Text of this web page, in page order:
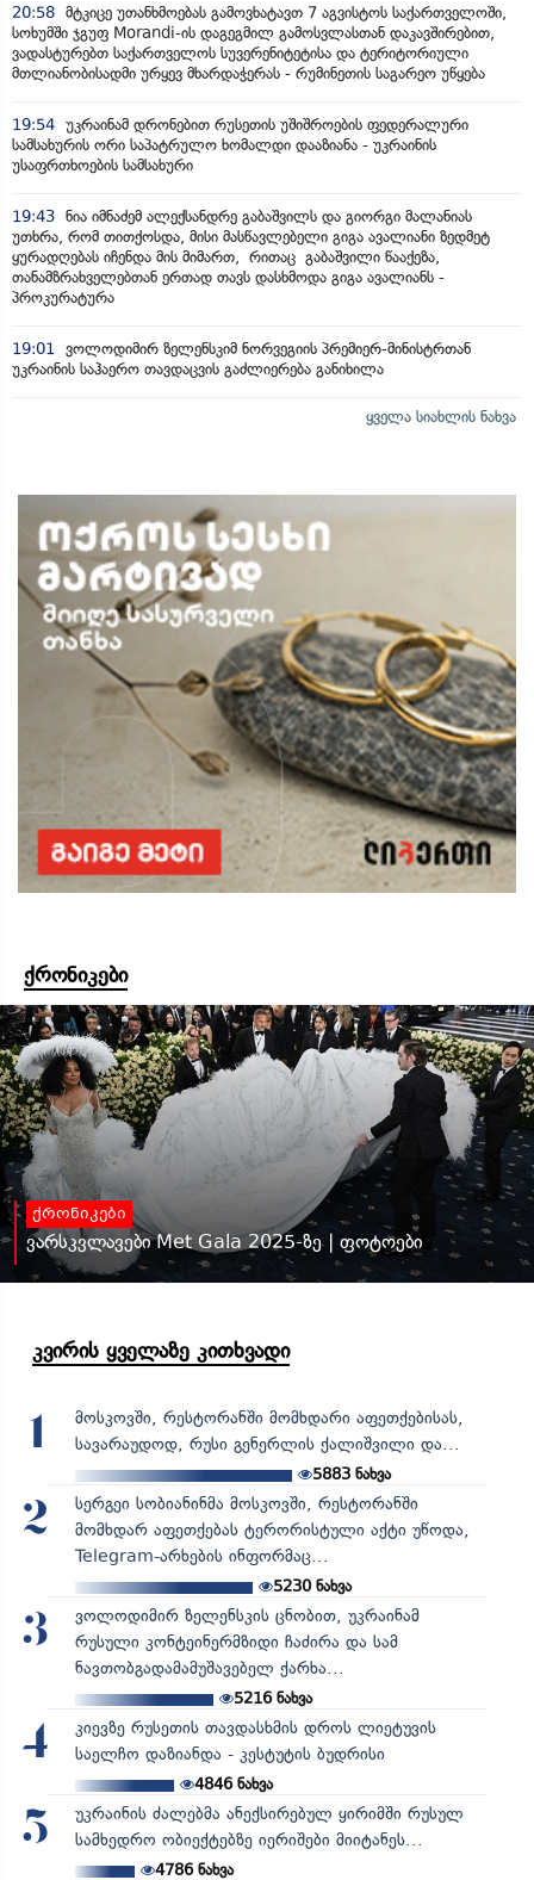
20:58 მტკიცე უთანხმოებას გამოვხატავთ 7 აგვისტოს საქართველოში,
სოხუმში ჯგუფ Morandi-ის დაგეგმილ გამოსვლასთან დაკავშირებით,
ვადასტურებთ საქართველოს სუვერენიტეტისა და ტერიტორიული
მთლიანობისადმი ურყევ მხარდაჭერას - რუმინეთის საგარეო უწყება
19:54 უკრაინამ დრონებით რუსეთის უშიშროების ფედერალური
სამსახურის ორი საპატრულო ხომალდი დააზიანა - უკრაინის
უსაფრთხოების სამსახური
19:43 ნია იმნაძემ ალექსანდრე გაბაშვილს და გიორგი მალანიას
უთხრა, რომ თითქოსდა, მისი მასწავლებელი გიგა ავალიანი ზედმეტ
ყურადღებას იჩენდა მის მიმართ, რითაც გაბაშვილი წააქეზა,
თანამზრახველებთან ერთად თავს დასხმოდა გიგა ავალიანს -
პროკურატურა
19:01
ვოლოდიმირ ზელენსკიმ ნორვეგიის პრემიერ-მინისტრთან
უკრაინის საჰაერო თავდაცვის გაძლიერება განიხილა
ყველა სიახლის ნახვა
ქრონიკები
ქრონიკები
ვარსკვლავები Met Gala 2025-ზე | ფოტოები
კვირის ყველაზე კითხვადი
1
მოსკოვში, რესტორანში მომხდარი აფეთქებისას,
სავარაუდოდ, რუსი გენერლის ქალიშვილი და...
5883 ნახვა
2
სერგეი სობიანინმა მოსკოვში, რესტორანში
მომხდარ აფეთქებას ტერორისტული აქტი უწოდა,
Telegram-არხების ინფორმაც...
5230ნახვა
3
ვოლოდიმირ ზელენსკის ცნობით, უკრაინამ
რუსული კონტეინერმზიდი ჩაძირა და სამ
ნავთობგადამამუშავებელ ქარხა...
5216ნახვა
4
კიევზე რუსეთის თავდასხმის დროს ლიეტუვის
საელჩო დაზიანდა - კესტუტის ბუდრისი
4846ნახვა
5
უკრაინის ძალებმა ანექსირებულ ყირიმში რუსულ
სამხედრო ობიექტებზე იერიშები მიიტანეს...
4786ნახვა